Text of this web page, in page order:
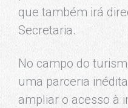
que também irá
Secretaria.
No campo do
uma parceria
ampliar o acesso à